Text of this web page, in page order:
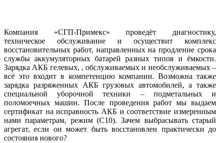
Компания «СГП-Примекс» проведёт диагностику,
техническое обслуживание и осуществит комплекс
восстановительных работ, направленных на продление срока
службы аккумуляторных батарей разных типов и ёмкости.
Зарядка АКБ гелевых, , обслуживаемых и необслуживаемых –
всё это входит в компетенцию компании. Возможна также
зарядка разряженных АКБ грузовых автомобилей, а также
специальной уборочной техники – подметальных и
поломоечных машин. После проведения работ мы выдаем
сертификат на исправность АКБ и соответствие измеренным
нами параметрам, режим (С10). Зачем выбрасывать старый
агрегат, если он может быть восстановлен практически до
состояния нового?